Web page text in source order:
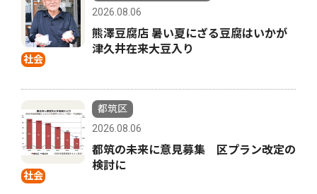
社会
2026.08.06
熊澤豆腐店 暑い夏にざる豆腐はいかが
津久井在来大豆入り
社会
都筑区
2026.08.06
都筑の未来に意見募集 区プラン改定の
検討に